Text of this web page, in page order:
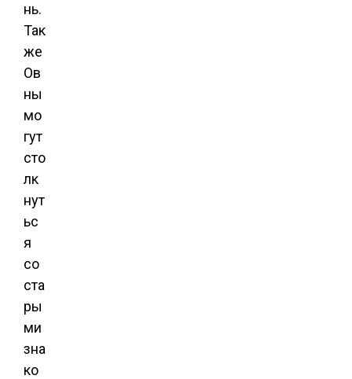
нь.
Так
же
Ов
ны
мо
гут
сто
лк
нут
ьс
я
со
ста
ры
ми
зна
ко